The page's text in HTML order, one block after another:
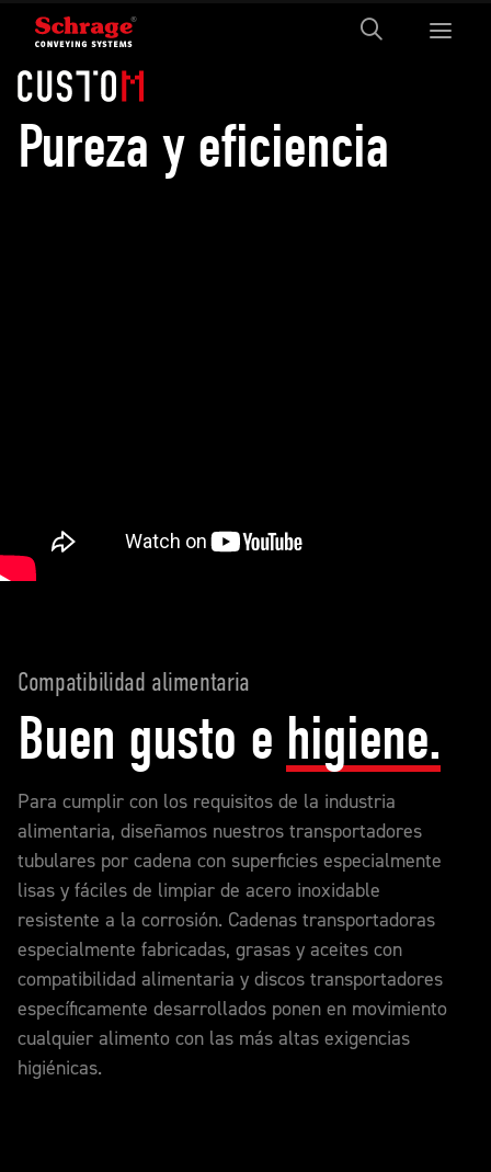
Pureza y eficiencia
Compatibilidad alimentaria
Buen gusto e higiene.
Para cumplir con los requisitos de la industria
alimentaria, diseñamos nuestros transportadores
tubulares por cadena con superficies especialmente
lisas y fáciles de limpiar de acero inoxidable
resistente a la corrosión. Cadenas transportadoras
especialmente fabricadas, grasas y aceites con
compatibilidad alimentaria y discos transportadores
específicamente desarrollados ponen en movimiento
cualquier alimento con las más altas exigencias
higiénicas.